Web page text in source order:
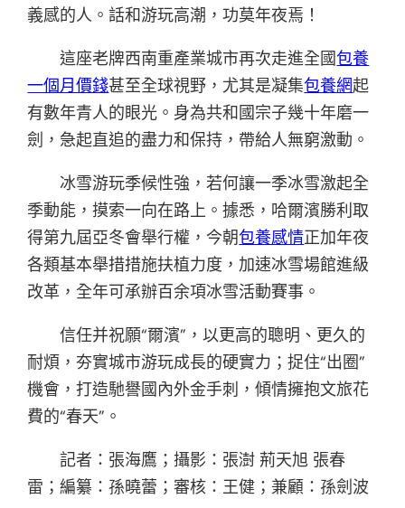
義感的人。話和游玩高潮，功莫年夜焉！
這座老牌西南重產業城市再次走進全國包養
一個月價錢甚至全球視野，尤其是凝集包養網起
有數年青人的眼光。身為共和國宗子幾十年磨一
劍，急起直追的盡力和保持，帶給人無窮激動。
冰雪游玩季候性強，若何讓一季冰雪激起全
季動能，摸索一向在路上。據悉，哈爾濱勝利取
得第九屆亞冬會舉行權，今朝包養感情正加年夜
各類基本舉措措施扶植力度，加速冰雪場館進級
改革，全年可承辦百余項冰雪活動賽事。
信任并祝願“爾濱”，以更高的聰明、更久的
耐煩，夯實城市游玩成長的硬實力；捉住“出圈”
機會，打造馳譽國內外金手刺，傾情擁抱文旅花
費的“春天”。
記者：張海鷹；攝影：張澍 荊天旭 張春
雷；編纂：孫曉蕾；審核：王健；兼顧：孫劍波